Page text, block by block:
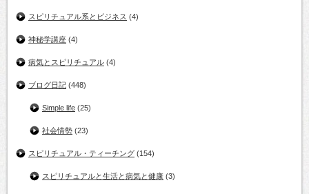
スピリチュアル系とビジネス (4)
神秘学講座 (4)
病気とスピリチュアル (4)
ブログ日記 (448)
Simple life (25)
社会情勢 (23)
スピリチュアル・ティーチング (154)
スピリチュアルと生活と病気と健康 (3)